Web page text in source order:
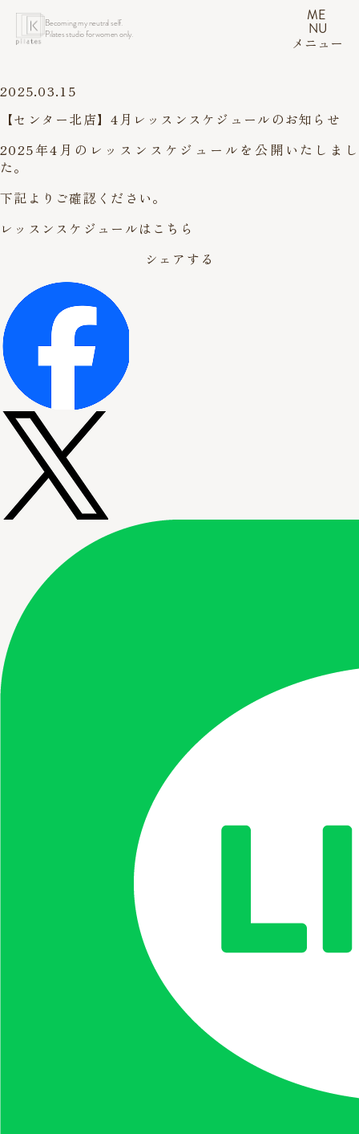
Becoming my neutral self.
Pilates studio for women only.
ME
NU
メニュー
2025.03.15
【センター北店】4月レッスンスケジュールのお知らせ
2025年4月のレッスンスケジュールを公開いたしまし
た。
下記よりご確認ください。
レッスンスケジュールはこちら
シェアする